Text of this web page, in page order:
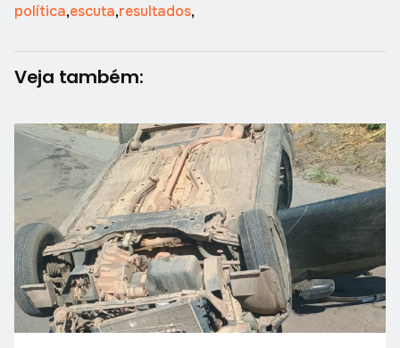
política,escuta,resultados,
Veja também: